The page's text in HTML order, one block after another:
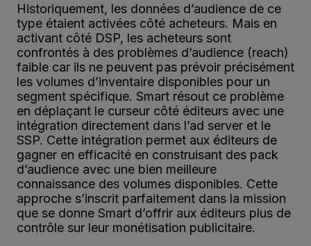
Historiquement, les données d’audience de ce
type étaient activées côté acheteurs. Mais en
activant côté DSP, les acheteurs sont
confrontés à des problèmes d’audience (reach)
faible car ils ne peuvent pas prévoir précisément
les volumes d’inventaire disponibles pour un
segment spécifique. Smart résout ce problème
en déplaçant le curseur côté éditeurs avec une
intégration directement dans l’ad server et le
SSP. Cette intégration permet aux éditeurs de
gagner en efficacité en construisant des pack
d’audience avec une bien meilleure
connaissance des volumes disponibles. Cette
approche s’inscrit parfaitement dans la mission
que se donne Smart d’offrir aux éditeurs plus de
contrôle sur leur monétisation publicitaire.